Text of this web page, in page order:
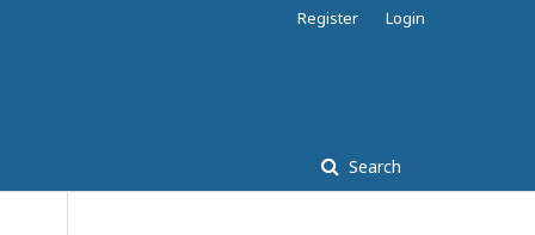
Search
Register Login